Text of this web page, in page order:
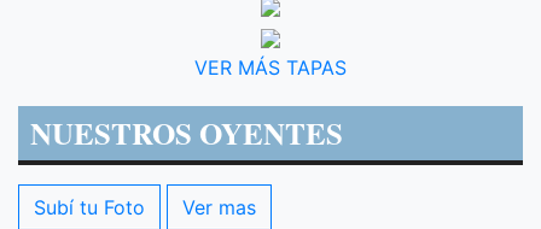
VER MÁS TAPAS
NUESTROS OYENTES
Subí tu Foto Ver mas